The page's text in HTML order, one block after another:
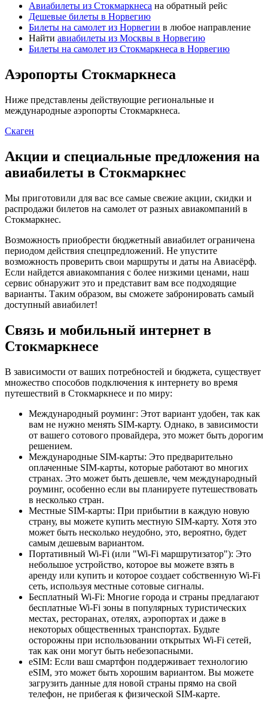
Авиабилеты из Стокмаркнеса на обратный рейс
Дешевые билеты в Норвегию
Билеты на самолет из Норвегии в любое направление
Найти авиабилеты из Москвы в Норвегию
Билеты на самолет из Стокмаркнеса в Норвегию
Аэропорты Стокмаркнеса
Ниже представлены действующие региональные и
международные аэропорты Стокмаркнеса.
Скаген
Акции и специальные предложения на
авиабилеты в Стокмаркнес
Мы приготовили для вас все самые свежие акции, скидки и
распродажи билетов на самолет от разных авиакомпаний в
Стокмаркнес.
Возможность приобрести бюджетный авиабилет ограничена
периодом действия спецпредложений. Не упустите
возможность проверить свои маршруты и даты на Авиасёрф.
Если найдется авиакомпания с более низкими ценами, наш
сервис обнаружит это и представит вам все подходящие
варианты. Таким образом, вы сможете забронировать самый
доступный авиабилет!
Связь и мобильный интернет в
Стокмаркнесе
В зависимости от ваших потребностей и бюджета, существует
множество способов подключения к интернету во время
путешествий в Стокмаркнесе и по миру:
Международный роуминг: Этот вариант удобен, так как
вам не нужно менять SIM-карту. Однако, в зависимости
от вашего сотового провайдера, это может быть дорогим
решением.
Международные SIM-карты: Это предварительно
оплаченные SIM-карты, которые работают во многих
странах. Это может быть дешевле, чем международный
роуминг, особенно если вы планируете путешествовать
в несколько стран.
Местные SIM-карты: При прибытии в каждую новую
страну, вы можете купить местную SIM-карту. Хотя это
может быть несколько неудобно, это, вероятно, будет
самым дешевым вариантом.
Портативный Wi-Fi (или "Wi-Fi маршрутизатор"): Это
небольшое устройство, которое вы можете взять в
аренду или купить и которое создает собственную Wi-Fi
сеть, используя местные сотовые сигналы.
Бесплатный Wi-Fi: Многие города и страны предлагают
бесплатные Wi-Fi зоны в популярных туристических
местах, ресторанах, отелях, аэропортах и даже в
некоторых общественных транспортах. Будьте
осторожны при использовании открытых Wi-Fi сетей,
так как они могут быть небезопасными.
eSIM: Если ваш смартфон поддерживает технологию
eSIM, это может быть хорошим вариантом. Вы можете
загрузить данные для новой страны прямо на свой
телефон, не прибегая к физической SIM-карте.